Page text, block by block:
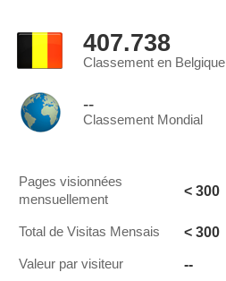
407.738
Classement en Belgique
--
Classement Mondial
Pages visionnées
mensuellement
< 300
Total de Visitas Mensais < 300
Valeur par visiteur --